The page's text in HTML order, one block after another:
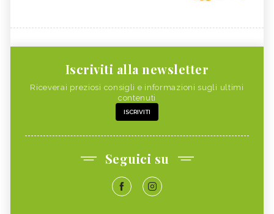
Iscriviti alla newsletter
Riceverai preziosi consigli e informazioni sugli ultimi
contenuti
ISCRIVITI
Seguici su